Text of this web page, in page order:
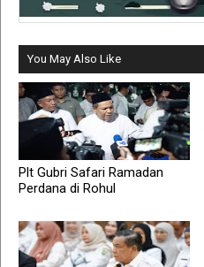
You May Also Like
Plt Gubri Safari Ramadan
Perdana di Rohul